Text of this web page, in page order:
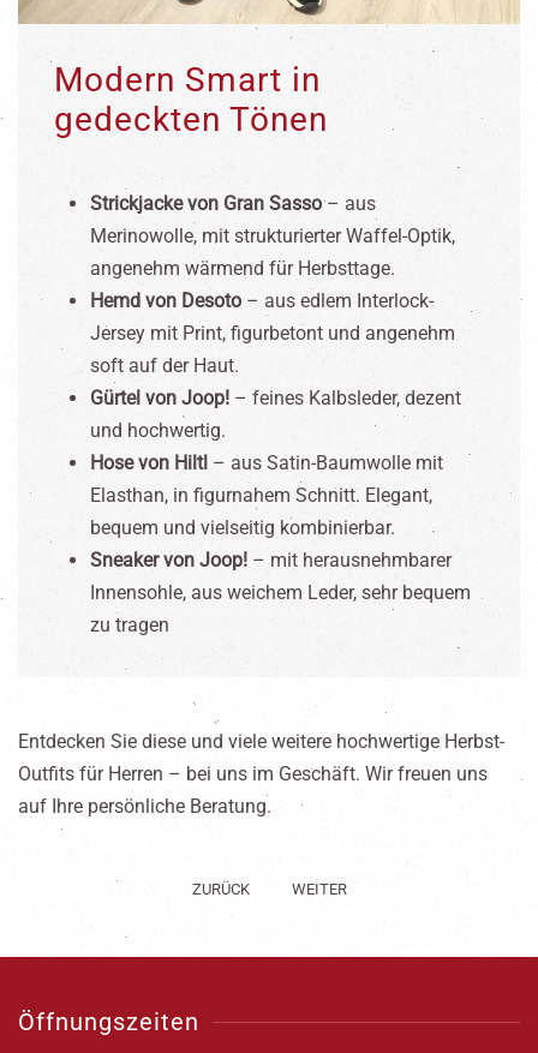
Modern Smart in
gedeckten Tönen
Strickjacke von Gran Sasso– aus
Merinowolle, mit strukturierter Waffel-Optik,
angenehm wärmend für Herbsttage.
Hemd von Desoto – aus edlem Interlock-
Jersey mit Print, figurbetont und angenehm
soft auf der Haut.
Gürtel von Joop! – feines Kalbsleder, dezent
und hochwertig.
Hose von Hiltl – aus Satin-Baumwolle mit
Elasthan, in figurnahem Schnitt. Elegant,
bequem und vielseitig kombinierbar.
Sneaker von Joop! – mit herausnehmbarer
Innensohle, aus weichem Leder, sehr bequem
zu tragen
Entdecken Sie diese und viele weitere hochwertige Herbst-
Outfits für Herren – bei uns im Geschäft. Wir freuen uns
auf Ihre persönliche Beratung.
ZURÜCK WEITER
Öffnungszeiten